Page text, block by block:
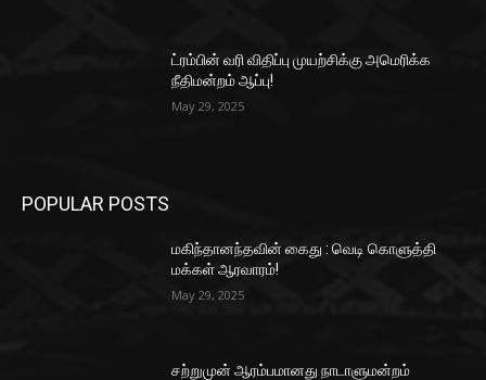
ட்ரம்பின் வரி விதிப்பு முயற்சிக்கு அமெரிக்க
நீதிமன்றம் ஆப்பு!
May 29, 2025
POPULAR POSTS
மகிந்தானந்தவின் கைது : வெடி கொளுத்தி
மக்கள் ஆரவாரம்!
May 29, 2025
சற்றுமுன் ஆரம்பமானது நாடாளுமன்றம்